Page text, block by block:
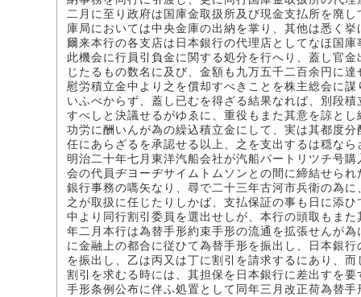
二月に至り政府は国庫金取扱所及び現金支払所を廃
庫局においては中央金庫の出納を掌り、其他は悉く
爾来本行の各支店は日本銀行の代理店としてなほ国
此機会に行員引負金に関する処分を行へり、蓋し官
じたるもの数名に及び、金額も九万五千二百余円に
慰労積立金中より之を償却すべきことを株主総会に
いふべからず、蓋し已むを得ざる結果なれば、別段
すべしと決議せるがゆゑに、重役もまた其意を諒と
功労に酬いんが為の繰込積立金にして、実は其都度
任にあらざるを承認せる以上、之を支出するは穏なら
明治二十年七月東洋汽船会社が汽船パートリツチ号
会の代員ヂヨーヂサイムトムソンとの間に締結せら
銀行事務の嚆矢なり、尋で二十三年古河市兵衛の為
之が取扱に任じたりしかば、支払保証の事も日に添
中より同行割引委員を選出せしが、本行の頭取もま
年二月本行は為替手形約束手形の流通を拡張せんが
に金融上の都合に従ひて為替手形を振出し、日本銀
を振出し、乙は丙又は丁に割引を請求するにあり、
割引を求むる時には、其担保を日本銀行に差出すを
手形条例公布に伴ふ処置として同年三月改正荷為替